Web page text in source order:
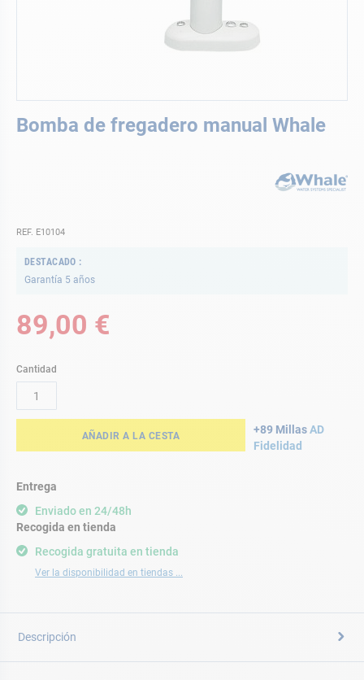
Bomba de fregadero manual Whale
REF. E10104
DESTACADO
Garantía 5 años
89,00 €
Cantidad
AÑADIR A LA CESTA +89 MillasAD
Fidelidad
Entrega
Enviado en 24/48h
Recogida gratuita en tienda
Ver la disponibilidad en tiendas ...
Recogida en tienda
al
Descripción